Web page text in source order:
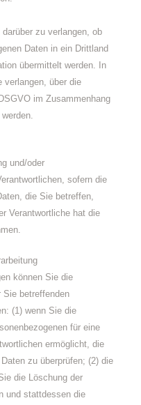
zu verlangen, ob
Daten in ein Drittland
übermittelt werden. In
verlangen, über die
im Zusammenhang
und/oder
sofern die
die Sie betreffen,
Verantwortliche hat die
können Sie die
Sie betreffenden
(1) wenn Sie die
für eine
ermöglicht, die
zu überprüfen; (2) die
die Löschung der
und stattdessen die